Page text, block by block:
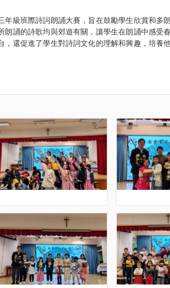
級班際詩詞朗誦大賽，旨在鼓勵學生欣賞和多
朗誦的詩歌均與郊遊有關，讓學生在朗誦中感受
，還促進了學生對詩詞文化的理解和興趣，培養